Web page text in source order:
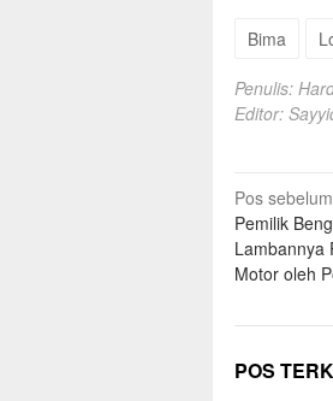
Bima
Penulis:
Editor:
pos
Pos
Pemilik
Lambannya
Motor oleh
POS